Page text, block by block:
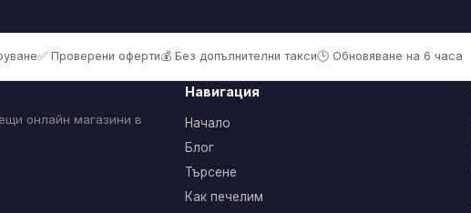
✅ Проверени оферти💰 Без допълнителни такси🕒 Обновяване на 6 часа
онлайн магазини в
Навигация
Начало
Блог
Търсене
Как печелим